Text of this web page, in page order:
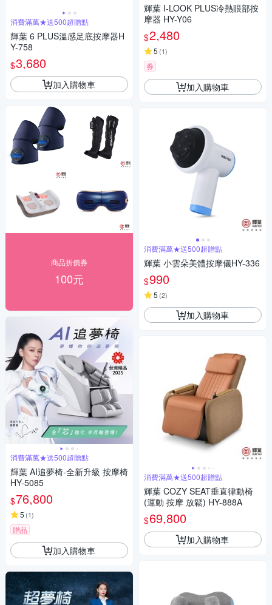
消費滿萬★送500超贈點
輝葉 6 PLUS溫感足底按摩器H
Y-758
$3,680
加入購物車
商品折價券
100元
消費滿萬★送500超贈點
輝葉 AI追夢椅-全新升級 按摩椅
HY-5085
$76,800
5 (1)
贈品
加入購物車
輝葉 I-LOOK PLUS冷熱眼部按
摩器 HY-Y06
$2,480
5 (1)
券
加入購物車
消費滿萬★送500超贈點
輝葉 小雲朵美體按摩儀HY-336
$990
5 (2)
加入購物車
消費滿萬★送500超贈點
輝葉 COZY SEAT垂直律動椅
(運動 按摩 放鬆) HY-888A
$69,800
加入購物車